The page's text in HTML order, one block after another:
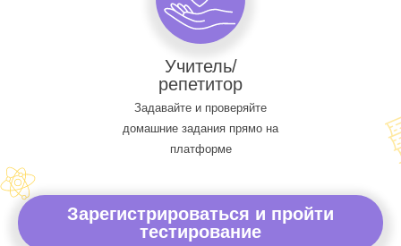
Учитель/
репетитор
Задавайте и проверяйте
домашние задания прямо на
платформе
Зарегистрироваться и пройти
тестирование